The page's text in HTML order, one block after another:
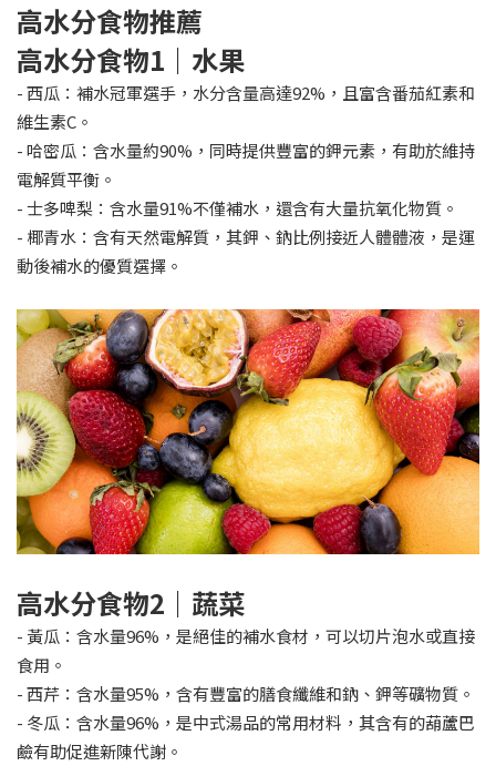
高水分食物推薦
高水分食物1 ｜ 水果
- 西瓜：補水冠軍選手，水分含量高達92%，且富含番茄紅素和
維生素C。
- 哈密瓜：含水量約90%，同時提供豐富的鉀元素，有助於維持
電解質平衡。
- 士多啤梨：含水量91%不僅補水，還含有大量抗氧化物質。
- 椰青水：含有天然電解質，其鉀、鈉比例接近人體體液，是運
動後補水的優質選擇。
高水分食物2 ｜ 蔬菜
- 黃瓜：含水量96%，是絕佳的補水食材，可以切片泡水或直接
食用。
- 西芹：含水量95%，含有豐富的膳食纖維和鈉、鉀等礦物質。
- 冬瓜：含水量96%，是中式湯品的常用材料，其含有的葫蘆巴
鹼有助促進新陳代謝。